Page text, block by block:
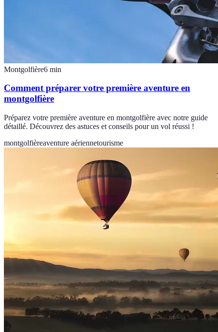
Montgolfière6 min
Comment préparer votre première aventure en
montgolfière
Préparez votre première aventure en montgolfière avec notre guide
détaillé. Découvrez des astuces et conseils pour un vol réussi !
montgolfièreaventure aériennetourisme